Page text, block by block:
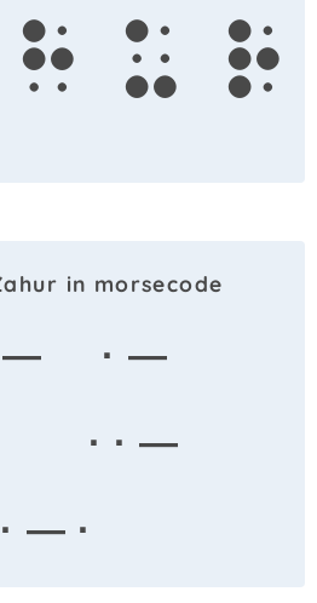
h u r
in morsecode
—
· —
· · —
· — ·